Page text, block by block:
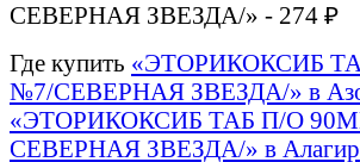
СЕВЕРНАЯ ЗВЕЗДА/» - 274 ₽
Где купить «ЭТОРИКОКСИБ
№7/СЕВЕРНАЯ ЗВЕЗДА/» в
«ЭТОРИКОКСИБ ТАБ П/О
СЕВЕРНАЯ ЗВЕЗДА/» в Алагир